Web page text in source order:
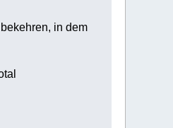
in dem